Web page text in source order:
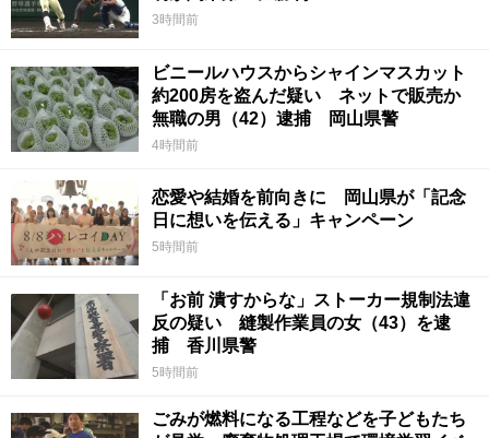
3時間前
ビニールハウスからシャインマスカット
約200房を盗んだ疑い ネットで販売か
無職の男（42）逮捕 岡山県警
4時間前
恋愛や結婚を前向きに 岡山県が「記念
日に想いを伝える」キャンペーン
5時間前
「お前 潰すからな」ストーカー規制法違
反の疑い 縫製作業員の女（43）を逮
捕 香川県警
5時間前
ごみが燃料になる工程などを子どもたち